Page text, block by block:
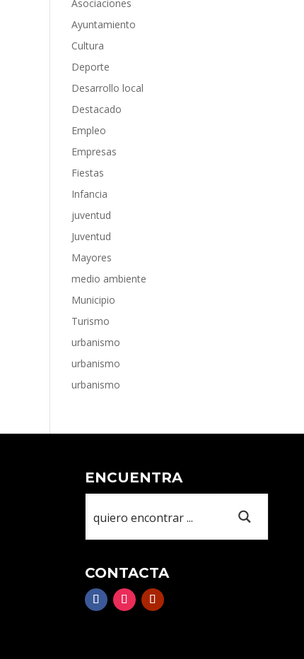
Asociaciones
Ayuntamiento
Cultura
Deporte
Desarrollo local
Destacado
Empleo
Empresas
Fiestas
Infancia
juventud
Juventud
Mayores
medio ambiente
Municipio
Turismo
urbanismo
urbanismo
urbanismo
ENCUENTRA
CONTACTA